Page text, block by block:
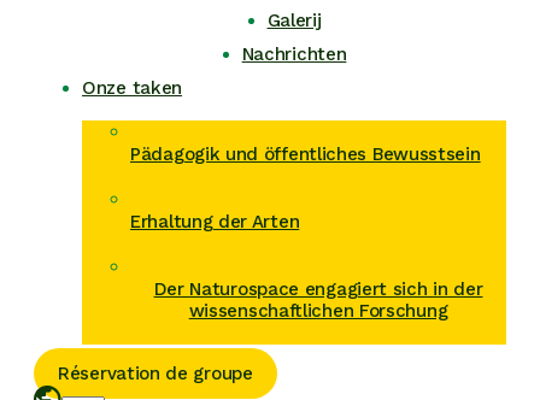
Galerij
Nachrichten
Onze taken
Pädagogik und öffentliches Bewusstsein
Erhaltung der Arten
Der Naturospace engagiert sich in der
wissenschaftlichen Forschung
Réservation de groupe